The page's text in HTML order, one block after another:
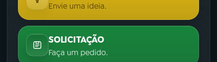
Envie uma ideia.
SOLICITAÇÃO
Faça um pedido.